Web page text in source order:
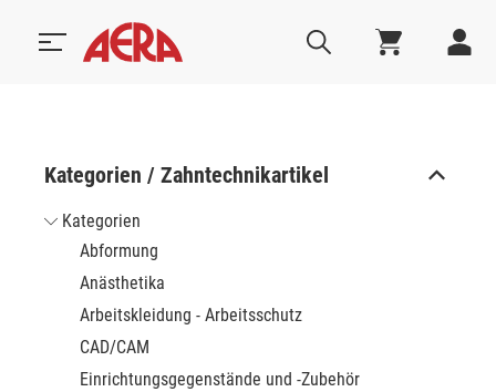
Kategorien / Zahntechnikartikel
Kategorien
Abformung
Anästhetika
Arbeitskleidung - Arbeitsschutz
CAD/CAM
Einrichtungsgegenstände und -Zubehör